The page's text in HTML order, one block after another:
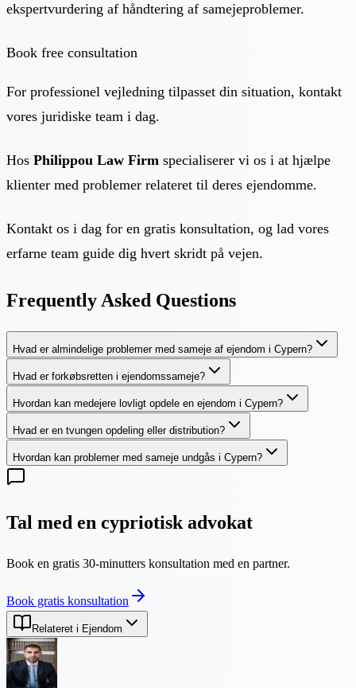
ekspertvurdering af håndtering af samejeproblemer.
Book free consultation
For professionel vejledning tilpasset din situation, kontakt
vores juridiske team i dag.
Hos Philippou Law Firm specialiserer vi os i at hjælpe
klienter med problemer relateret til deres ejendomme.
Kontakt os i dag for en gratis konsultation, og lad vores
erfarne team guide dig hvert skridt på vejen.
Frequently Asked Questions
Hvad er almindelige problemer med sameje af ejendom i Cypern?
Hvad er forkøbsretten i ejendomssameje?
Hvordan kan medejere lovligt opdele en ejendom i Cypern?
Hvad er en tvungen opdeling eller distribution?
Hvordan kan problemer med sameje undgås i Cypern?
Tal med en cypriotisk advokat
Book en gratis 30-minutters konsultation med en partner.
Book gratis konsultation
Relateret i Ejendom